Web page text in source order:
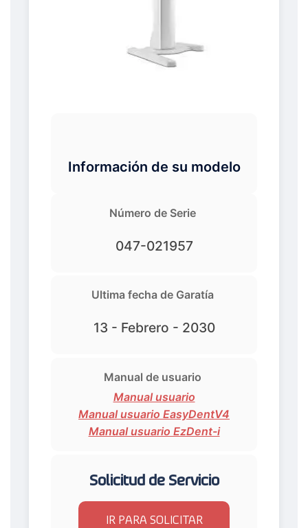
Información de su modelo
Número de Serie
047-021957
Ultima fecha de Garatía
13 - Febrero - 2030
Manual de usuario
Manual usuario
Manual usuario EasyDentV4
Manual usuario EzDent-i
Solicitud de Servicio
IR PARA SOLICITAR